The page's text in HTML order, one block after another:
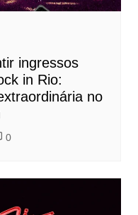
ingressos
in Rio:
no
0